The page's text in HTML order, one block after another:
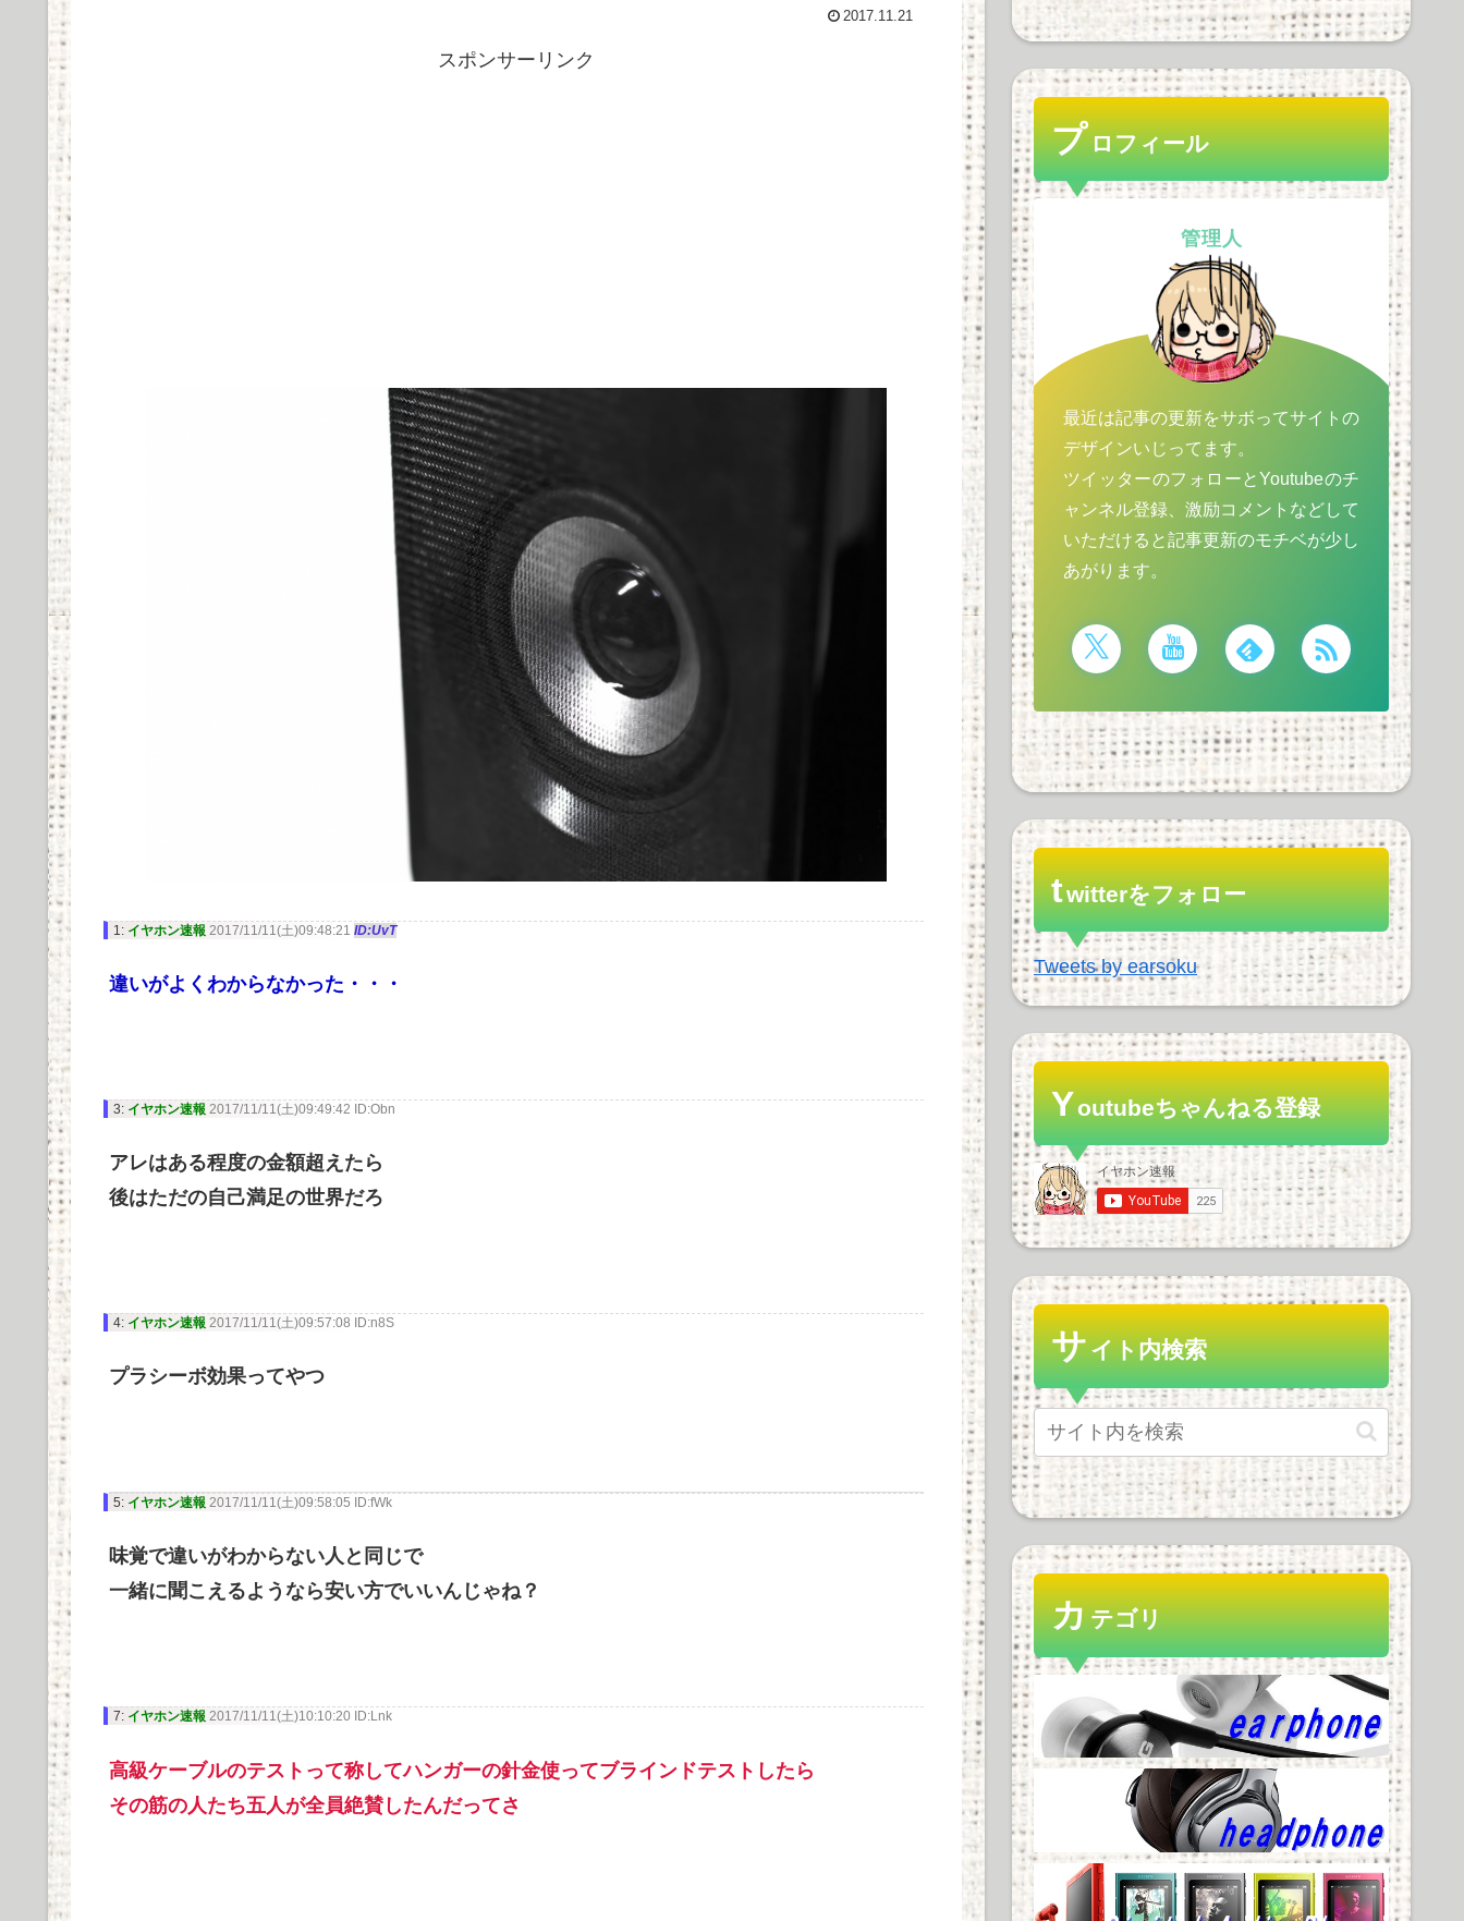
ｗｗｗｗｗ
32 views
機能性、使用感を徹底解
るか？
31 views
2017.11.21
スポンサーリンク
1: イヤホン速報 2017/11/11(土)09:48:21 ID:UvT
違いがよくわからなかった・・・
3: イヤホン速報 2017/11/11(土)09:49:42 ID:Obn
アレはある程度の金額超えたら
後はただの自己満足の世界だろ
4: イヤホン速報 2017/11/11(土)09:57:08 ID:n8S
プラシーボ効果ってやつ
5: イヤホン速報 2017/11/11(土)09:58:05 ID:fWk
味覚で違いがわからない人と同じで
一緒に聞こえるようなら安い方でいいんじゃね？
7: イヤホン速報 2017/11/11(土)10:10:20 ID:Lnk
高級ケーブルのテストって称してハンガーの針金使ってブラインドテストしたら
その筋の人たち五人が全員絶賛したんだってさ
プロフィール
管理人
最近は記事の更新をサボってサイトの
デザインいじってます。
ツイッターのフォローとYoutubeのチ
ャンネル登録、激励コメントなどして
いただけると記事更新のモチベが少し
あがります。
twitterをフォロー
Tweets by earsoku
Youtubeちゃんねる登録
サイト内検索
カテゴリ